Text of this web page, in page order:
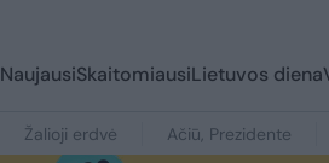
NaujausiSkaitomiausiLietuvos diena
Žalioji erdvė Ačiū, Prezidente